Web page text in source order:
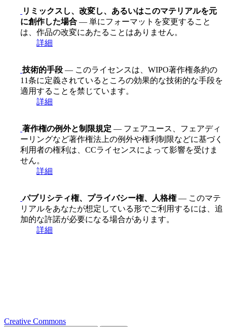
リミックスし、改変し、あるいはこのマテリアルを元
に創作した場合 — 単にフォーマットを変更すること
は、作品の改変にあたることはありません。
詳細
技術的手段 — このライセンスは、WIPO著作権条約の
11条に定義されているところの効果的な技術的な手段を
適用することを禁じています。
詳細
著作権の例外と制限規定 — フェアユース、フェアディ
ーリングなど著作権法上の例外や権利制限などに基づく
利用者の権利は、CCライセンスによって影響を受けま
せん。
詳細
パブリシティ権、プライバシー権、人格権— このマテ
リアルをあなたが想定している形でご利用するには、追
加的な許諾が必要になる場合があります。
詳細
Creative Commons